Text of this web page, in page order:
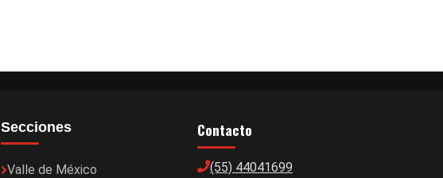
Secciones
Valle de México
Contacto
(55) 44041699